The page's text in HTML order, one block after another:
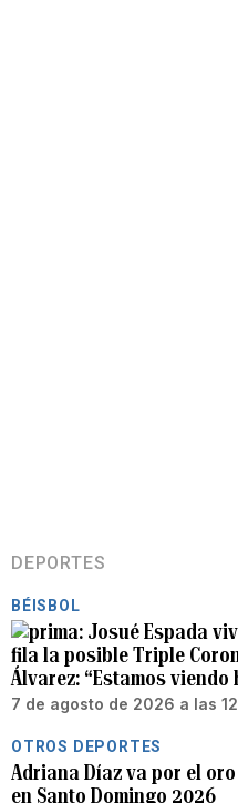
DEPORTES
BÉISBOL
Josué Espada
fila la posible Triple
Álvarez: “Estamos viendo
7 de agosto de 2026 a las
OTROS DEPORTES
Adriana Díaz va por el
en Santo Domingo 2026